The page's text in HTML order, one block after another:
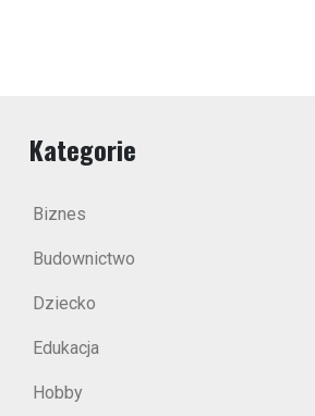
Kategorie
Biznes
Budownictwo
Dziecko
Edukacja
Hobby